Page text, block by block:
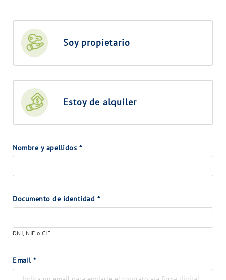
Soy propietario
Estoy de alquiler
Nombre y apellidos *
Documento de identidad *
DNI, NIE o CIF
Email *